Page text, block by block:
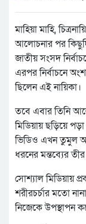
মাহিয়া মাহি,
আলোচনার পর
জাতীয় সংসদ
এরপর নির্বাচনে
ছিলেন এই নায়িকা।
তবে এবার তিনি
মিডিয়ায় ছড়িয়ে
ভিডিও এখন তুমুল
ধরনের মন্তব্যের
সোশ্যাল মিডিয়ায়
শরীরচর্চার মতো
নিজেকে উপস্থাপন